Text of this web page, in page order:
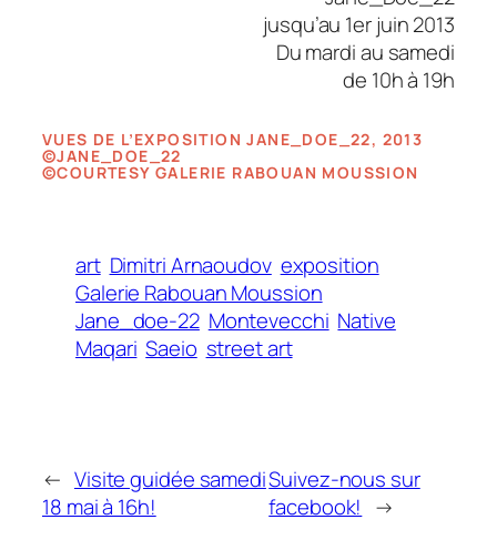
jusqu’au 1er juin 2013
Du mardi au samedi
de 10h à 19h
VUES DE L’EXPOSITION JANE_DOE_22, 2013
©JANE_DOE_22
©COURTESY GALERIE RABOUAN MOUSSION
art Dimitri Arnaoudov exposition
Galerie Rabouan Moussion
Jane_doe-22 Montevecchi Native
Maqari Saeio street art
← Visite guidée samedi
18 mai à 16h!
Suivez-nous sur
facebook! →